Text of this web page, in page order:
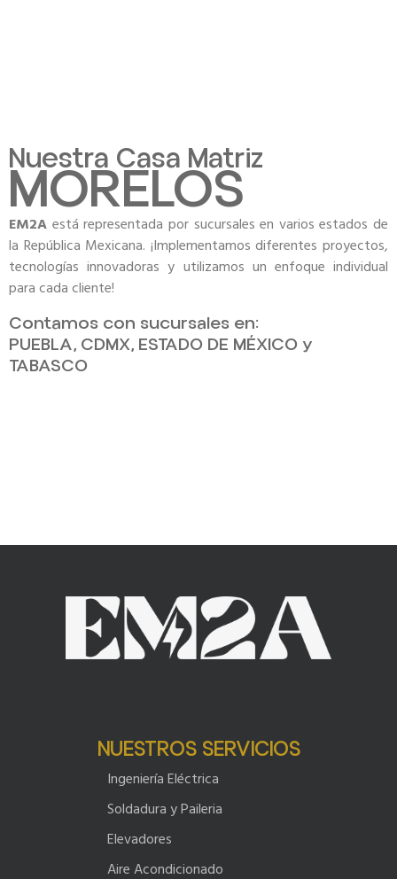
Nuestra Casa Matriz
MORELOS
EM2A está representada por sucursales en varios estados de
la República Mexicana. ¡Implementamos diferentes proyectos,
tecnologías innovadoras y utilizamos un enfoque individual
para cada cliente!
Contamos con sucursales en:
PUEBLA, CDMX, ESTADO DE MÉXICO y
TABASCO
NUESTROS SERVICIOS
Ingeniería Eléctrica
Soldadura y Paileria
Elevadores
Aire Acondicionado